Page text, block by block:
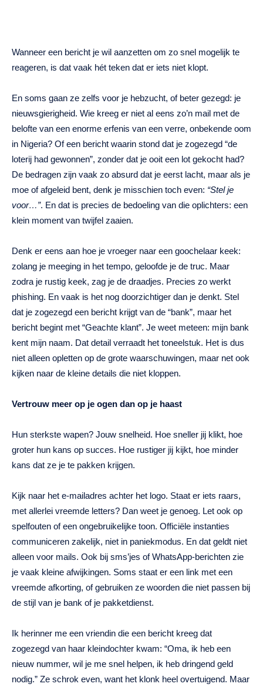
Wanneer een bericht je wil aanzetten om zo snel mogelijk te
reageren, is dat vaak hét teken dat er iets niet klopt.
En soms gaan ze zelfs voor je hebzucht, of beter gezegd: je
nieuwsgierigheid. Wie kreeg er niet al eens zo’n mail met de
belofte van een enorme erfenis van een verre, onbekende oom
in Nigeria? Of een bericht waarin stond dat je zogezegd “de
loterij had gewonnen”, zonder dat je ooit een lot gekocht had?
De bedragen zijn vaak zo absurd dat je eerst lacht, maar als je
moe of afgeleid bent, denk je misschien toch even: “Stel je
voor…”. En dat is precies de bedoeling van die oplichters: een
klein moment van twijfel zaaien.
Denk er eens aan hoe je vroeger naar een goochelaar keek:
zolang je meeging in het tempo, geloofde je de truc. Maar
zodra je rustig keek, zag je de draadjes. Precies zo werkt
phishing. En vaak is het nog doorzichtiger dan je denkt. Stel
dat je zogezegd een bericht krijgt van de “bank”, maar het
bericht begint met “Geachte klant”. Je weet meteen: mijn bank
kent mijn naam. Dat detail verraadt het toneelstuk. Het is dus
niet alleen opletten op de grote waarschuwingen, maar net ook
kijken naar de kleine details die niet kloppen.
Vertrouw meer op je ogen dan op je haast
Hun sterkste wapen? Jouw snelheid. Hoe sneller jij klikt, hoe
groter hun kans op succes. Hoe rustiger jij kijkt, hoe minder
kans dat ze je te pakken krijgen.
Kijk naar het e-mailadres achter het logo. Staat er iets raars,
met allerlei vreemde letters? Dan weet je genoeg. Let ook op
spelfouten of een ongebruikelijke toon. Officiële instanties
communiceren zakelijk, niet in paniekmodus. En dat geldt niet
alleen voor mails. Ook bij sms’jes of WhatsApp-berichten zie
je vaak kleine afwijkingen. Soms staat er een link met een
vreemde afkorting, of gebruiken ze woorden die niet passen bij
de stijl van je bank of je pakketdienst.
Ik herinner me een vriendin die een bericht kreeg dat
zogezegd van haar kleindochter kwam: “Oma, ik heb een
nieuw nummer, wil je me snel helpen, ik heb dringend geld
nodig.” Ze schrok even, want het klonk heel overtuigend. Maar